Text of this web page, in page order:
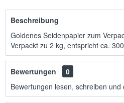
Beschreibung
Goldenes Seidenpapier zum
Verpackt zu 2 kg, entspricht ca.
Bewertungen
0
Bewertungen lesen, schreiben und